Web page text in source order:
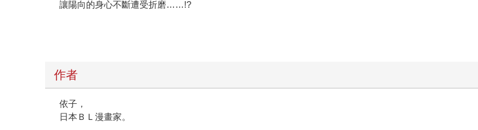
日本ＢＬ漫畫家。
作品有